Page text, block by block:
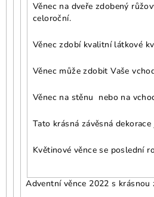
Věnec na dveře zdobený
celoroční.
Věnec zdobí kvalitní látkové
Věnec může zdobit Vaše
Věnec na stěnu nebo na
Tato krásná závěsná
Květinové věnce se poslední
Adventní věnce 2022 s krásnou